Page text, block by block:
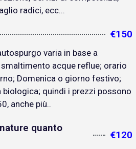
radici, ecc...
€150
varia in base a
acque reflue; orario
Domenica o giorno festivo;
quindi i prezzi possono
anche più..
quanto
€120